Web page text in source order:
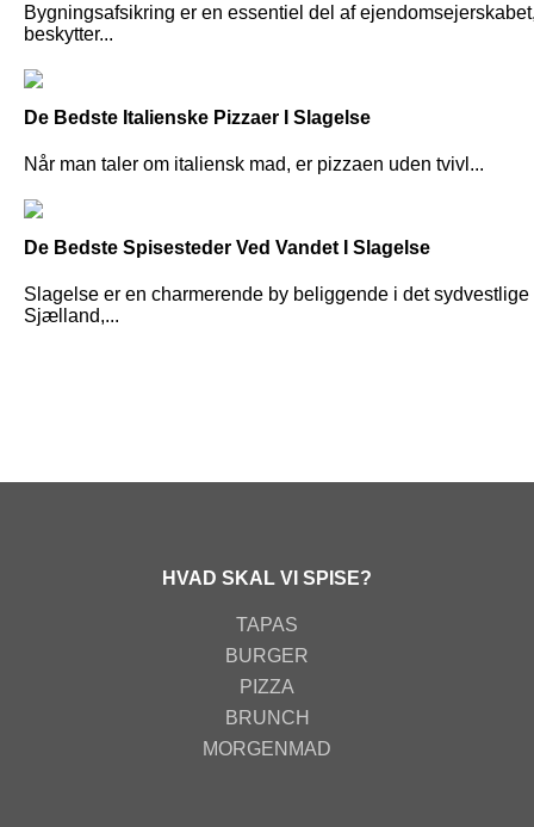
Bygningsafsikring er en essentiel del af
beskytter...
De Bedste Italienske Pizzaer I Slagelse
Når man taler om italiensk mad, er pizzaen uden tvivl...
De Bedste Spisesteder Ved Vandet I Slagelse
Slagelse er en charmerende by beliggende i det sydvestlige
Sjælland,...
HVAD SKAL VI SPISE?
TAPAS
BURGER
PIZZA
BRUNCH
MORGENMAD